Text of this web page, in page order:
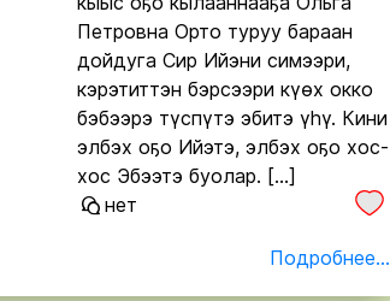
Петровна Орто туруу бараан
дойдуга Сир Ийэни симээри,
кэрэтиттэн бэрсээри күөх окко
бэбээрэ түспүтэ эбитэ үһү. Кини
элбэх оҕо Ийэтэ, элбэх оҕо хос-
хос Эбээтэ буолар. […]
нет
Подробнее...